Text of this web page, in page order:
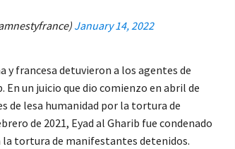
January 14, 2022
y francesa detuvieron a los agentes de
En un juicio que dio comienzo en abril de
de lesa humanidad por la tortura de
de 2021, Eyad al Gharib fue condenado
la tortura de manifestantes detenidos.